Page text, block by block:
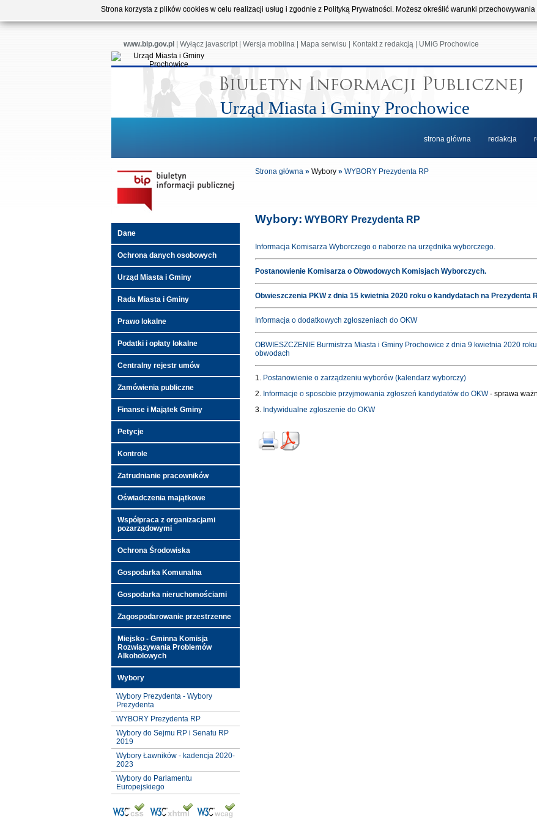
Strona korzysta z plików cookies w celu realizacji usług i zgodnie z Polityką Prywatności. Możesz określić warunki
www.bip.gov.pl Wyłącz javascript| Wersja mobilna| Mapa serwisu Kontakt z redakcją| UMiG Prochowice
Urząd Miasta i Gminy Prochowice
strona główna redakcja
Dane
Ochrona danych osobowych
Urząd Miasta i Gminy
Rada Miasta i Gminy
Prawo lokalne
Podatki i opłaty lokalne
Centralny rejestr umów
Zamówienia publiczne
Finanse i Majątek Gminy
Petycje
Kontrole
Zatrudnianie pracowników
Oświadczenia majątkowe
Współpraca z organizacjami
pozarządowymi
Ochrona Środowiska
Gospodarka Komunalna
Gospodarka nieruchomościami
Zagospodarowanie przestrzenne
Miejsko - Gminna Komisja
Rozwiązywania Problemów
Alkoholowych
Wybory
Wybory Prezydenta - Wybory
Prezydenta
WYBORY Prezydenta RP
Wybory do Sejmu RP i Senatu RP
2019
Wybory Ławników - kadencja 2020-
2023
Wybory do Parlamentu
Europejskiego
Strona główna » Wybory » WYBORY Prezydenta RP
Wybory: WYBORY Prezydenta RP
Informacja Komisarza Wyborczego o naborze na urzędnika wyborczego.
Postanowienie Komisarza o Obwodowych Komisjach Wyborczych.
Obwieszczenia PKW z dnia 15 kwietnia 2020 roku o kandydatach na Prezydenta
Informacja o dodatkowych zgłoszeniach do OKW
OBWIESZCZENIE Burmistrza Miasta i Gminy Prochowice z dnia 9 kwietnia 2020
obwodach
1. Postanowienie o zarządzeniu wyborów (kalendarz wyborczy)
2. Informacje o sposobie przyjmowania zgłoszeń kandydatów do OKW- sprawa
3. Indywidualne zgloszenie do OKW